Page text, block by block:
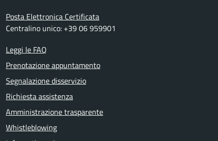
Posta Elettronica Certificata
Centralino unico: +39 06 959901
Leggi le FAQ
Prenotazione appuntamento
Segnalazione disservizio
Richiesta assistenza
Amministrazione trasparente
Whistleblowing